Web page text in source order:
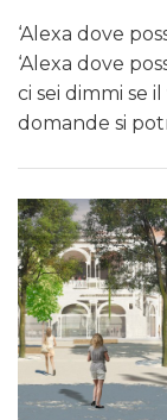
‘Alexa dove
‘Alexa dove
ci sei dimmi se
domande si